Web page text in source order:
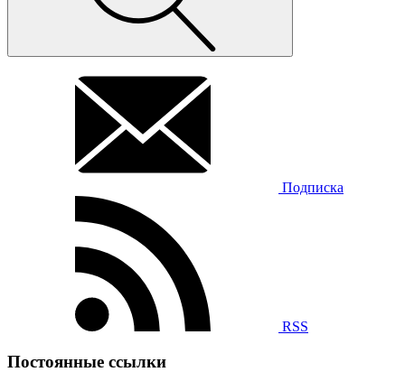
Подписка
RSS
Постоянные ссылки